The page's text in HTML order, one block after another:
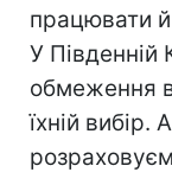
працювати
У Південній
обмеження
їхній вибір.